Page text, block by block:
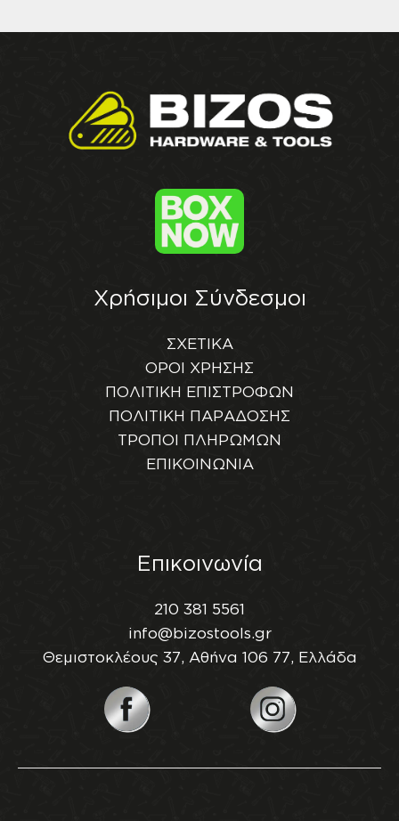
Χρήσιμοι Σύνδεσμοι
ΣΧΕΤΙΚΑ
ΟΡΟΙ ΧΡΗΣΗΣ
ΠΟΛΙΤΙΚΗ ΕΠΙΣΤΡΟΦΩΝ
ΠΟΛΙΤΙΚΗ ΠΑΡΑΔΟΣΗΣ
ΤΡΟΠΟΙ ΠΛΗΡΩΜΩΝ
ΕΠΙΚΟΙΝΩΝΙΑ
Επικοινωνία
210 381 5561
info@bizostools.gr
Θεμιστοκλέους 37, Αθήνα 106 77, Ελλάδα